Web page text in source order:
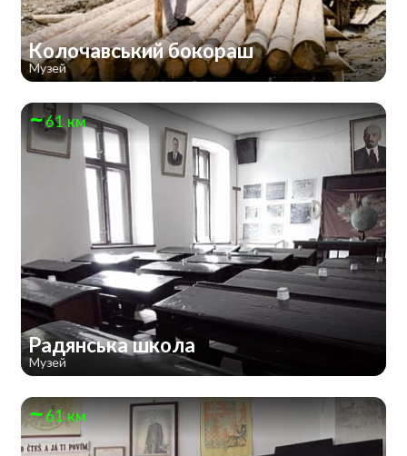
Колочавський бокораш
Музей
61 км
Радянська школа
Музей
61 км